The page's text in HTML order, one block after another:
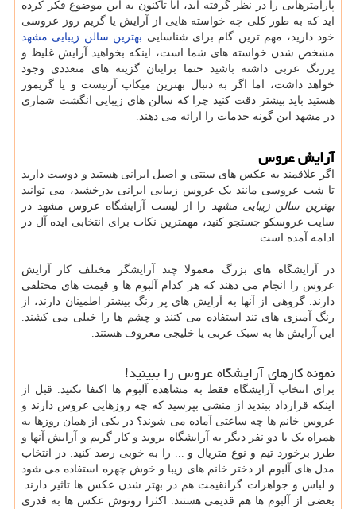
پارامترهایی را در نظر گرفته اید، آیا تاکنون به این موضوع فکر کرده
اید که به طور کلی چه خواسته هایی از آرایش یا گریم روز عروسی
خود دارید، مهم ترین گام برای شناسایی بهترین سالن زیبایی مشهد
مشخص شدن خواسته های شما است، اینکه بخواهید آرایش غلیظ و
پررنگ عربی داشته باشید حتما برایتان گزینه های متعددی وجود
خواهد داشت، اما اگر به دنبال بهترین میکاپ آرتیست و یا گریمور
هستید باید بیشتر دقت کنید چرا که سالن های زیبایی انگشت شماری
در مشهد این گونه خدمات را ارائه می دهند.
آرایش عروس
اگر علاقمند به عکس های سنتی و اصیل ایرانی هستید و دوست دارید
تا شب عروسی مانند یک عروس زیبایی ایرانی بدرخشید، می توانید
بهترین سالن زیبایی مشهد را از لیست آرایشگاه عروس مشهد در
سایت عروسکو جستجو کنید، مهمترین نکات برای انتخابی ایده آل در
ادامه آمده است.
در آرایشگاه های بزرگ معمولا چند آرایشگر مختلف کار آرایش
عروس را انجام می دهند که هر کدام آلبوم ها و قیمت های مختلفی
دارند. گروهی از آنها به آرایش های پر رنگ بیشتر اطمینان دارند، از
رنگ آمیزی های تند استفاده می کنند و چشم ها را خیلی می کشند.
این آرایش ها به سبک عربی یا خلیجی معروف هستند.
نمونه کارهای آرایشگاه عروس را ببینید!
برای انتخاب آرایشگاه فقط به مشاهده آلبوم ها اکتفا نکنید. قبل از
اینکه قرارداد ببندید از منشی بپرسید که چه روزهایی عروس دارند و
عروس خانم ها چه ساعتی آماده می شوند؟ در یکی از همان روزها به
همراه یک یا دو نفر دیگر به آرایشگاه بروید و کار گریم و آرایش آنها و
طرز برخورد تیم و نوع متریال و ... را به خوبی رصد کنید. در انتخاب
مدل های آلبوم از دختر خانم های زیبا و خوش چهره استفاده می شود
و لباس و جواهرات گرانقیمت هم در بهتر شدن عکس ها تاثیر دارند.
بعضی از آلبوم ها هم قدیمی هستند. اکثرا روتوش عکس ها به قدری